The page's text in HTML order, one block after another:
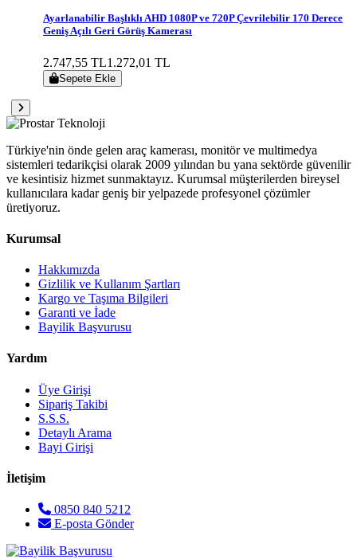
Ayarlanabilir Başlıklı AHD 1080P ve 720P Çevrilebilir 170 Derece
Geniş Açılı Geri Görüş Kamerası
2.747,55 TL1.272,01 TL
Sepete Ekle
Türkiye'nin önde gelen araç kamerası, monitör ve multimedya
sistemleri tedarikçisi olarak 2009 yılından bu yana sektörde güvenilir
ve kesintisiz hizmet sunmaktayız. Kurumsal müşterilerden bireysel
kullanıcılara kadar geniş bir yelpazede profesyonel çözümler
üretiyoruz.
Kurumsal
Hakkımızda
Gizlilik ve Kullanım Şartları
Kargo ve Taşıma Bilgileri
Garanti ve İade
Bayilik Başvurusu
Yardım
Üye Girişi
Sipariş Takibi
S.S.S.
Detaylı Arama
Bayi Girişi
İletişim
0850 840 5212
E-posta Gönder